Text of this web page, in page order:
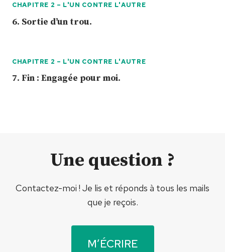
CHAPITRE 2 – L'UN CONTRE L'AUTRE
6. Sortie d’un trou.
CHAPITRE 2 – L'UN CONTRE L'AUTRE
7. Fin : Engagée pour moi.
Une question ?
Contactez-moi ! Je lis et réponds à tous les mails
que je reçois.
M’ÉCRIRE